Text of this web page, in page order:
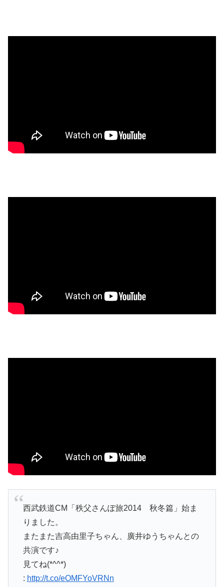
西武鉄道CM「秩父さんぽ旅2014 秋冬篇」始ま
りました。
またまた吉高由里子ちゃん、廣井ゆうちゃんとの
共演です♪
見てね(*^^*)
: http://t.co/eOMFYoVRNn